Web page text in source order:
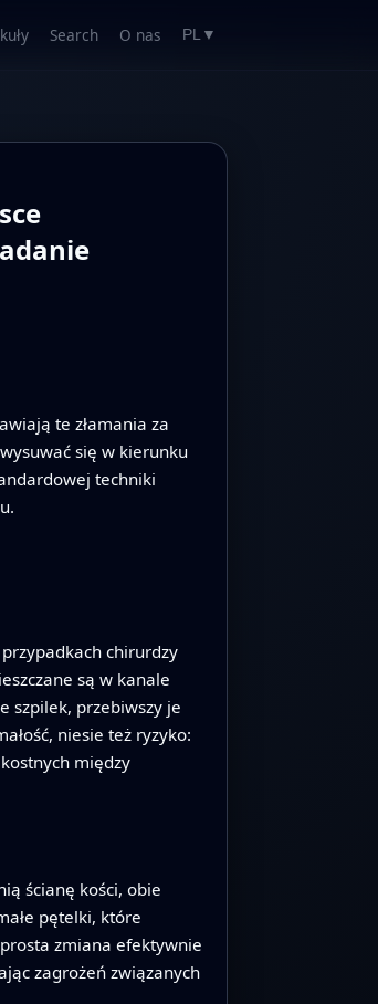
Search O nas PL ▼
te złamania za
się w kierunku
techniki
chirurdzy
są w kanale
szpilek, przebiwszy je
niesie też ryzyko:
między
ścianę kości, obie
pętelki, które
zmiana efektywnie
zagrożeń związanych